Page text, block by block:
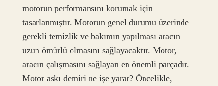
motorun performansını korumak için
tasarlanmıştır. Motorun genel durumu üzerinde
gerekli temizlik ve bakımın yapılması aracın
uzun ömürlü olmasını sağlayacaktır. Motor,
aracın çalışmasını sağlayan en önemli parçadır.
Motor askı demiri ne işe yarar? Öncelikle,